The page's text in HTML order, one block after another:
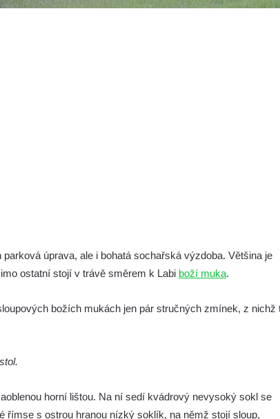
úprava, ale i bohatá sochařská výzdoba. Většina je
ostatní stojí v trávě směrem k Labi boží muka.
božích mukách jen pár stručných zmínek, z nichž
horní lištou. Na ní sedí kvádrový nevysoký sokl se
římse s ostrou hranou nízký soklík, na němž stojí sloup,